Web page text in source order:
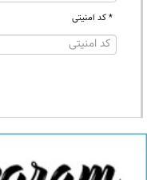
* کد امنیتی